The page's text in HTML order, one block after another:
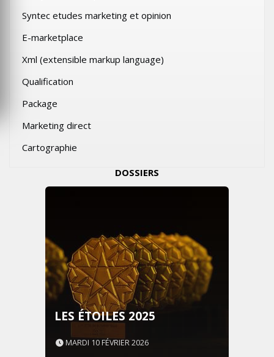
Syntec etudes marketing et opinion
E-marketplace
Xml (extensible markup language)
Qualification
Package
Marketing direct
Cartographie
DOSSIERS
LES ÉTOILES 2025
MARDI 10 FÉVRIER 2026